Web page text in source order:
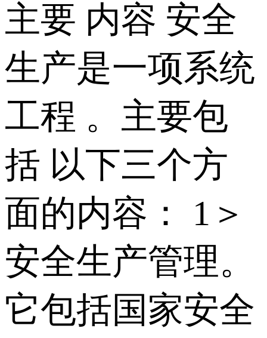
主要 内容 安全
生产是一项系统
工程 。主要包
括 以下三个方
面的内容： 1＞
安全生产管理。
它包括国家安全